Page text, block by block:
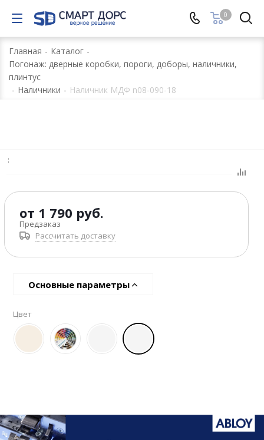
0
Главная - Каталог -
Погонаж: дверные коробки, пороги, доборы, наличники,
плинтус
- Наличники - Наличник МДФ n08-090-18
:
от 1 790 руб.
Предзаказ
Рассчитать доставку
Основные параметры
Цвет